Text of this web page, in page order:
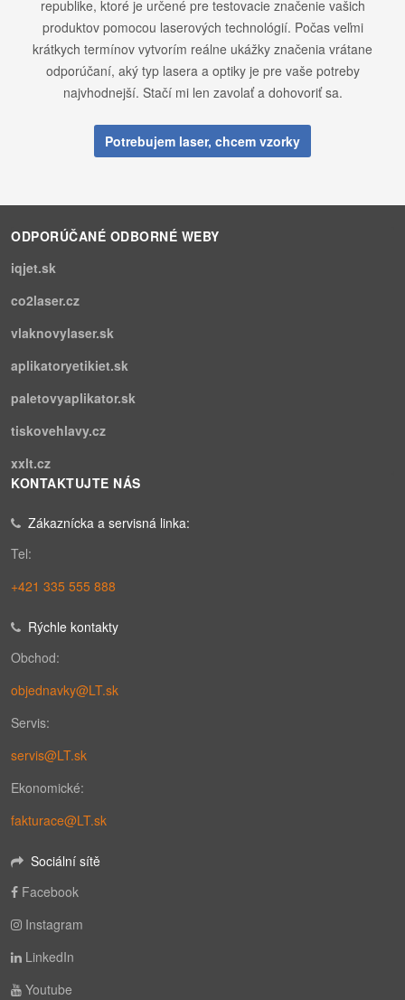
republike, ktoré je určené pre testovacie značenie vašich
produktov pomocou laserových technológií. Počas veľmi
krátkych termínov vytvorím reálne ukážky značenia vrátane
odporúčaní, aký typ lasera a optiky je pre vaše potreby
najvhodnejší. Stačí mi len zavolať a dohovoriť sa.
Potrebujem laser, chcem vzorky
ODPORÚČANÉ ODBORNÉ WEBY
iqjet.sk
co2laser.cz
vlaknovylaser.sk
aplikatoryetikiet.sk
paletovyaplikator.sk
tiskovehlavy.cz
xxlt.cz
KONTAKTUJTE NÁS
Zákaznícka a servisná linka:
Tel:
+421 335 555 888
Rýchle kontakty
Obchod:
objednavky@LT.sk
Servis:
servis@LT.sk
Ekonomické:
fakturace@LT.sk
Sociální sítě
Facebook
Instagram
LinkedIn
Youtube